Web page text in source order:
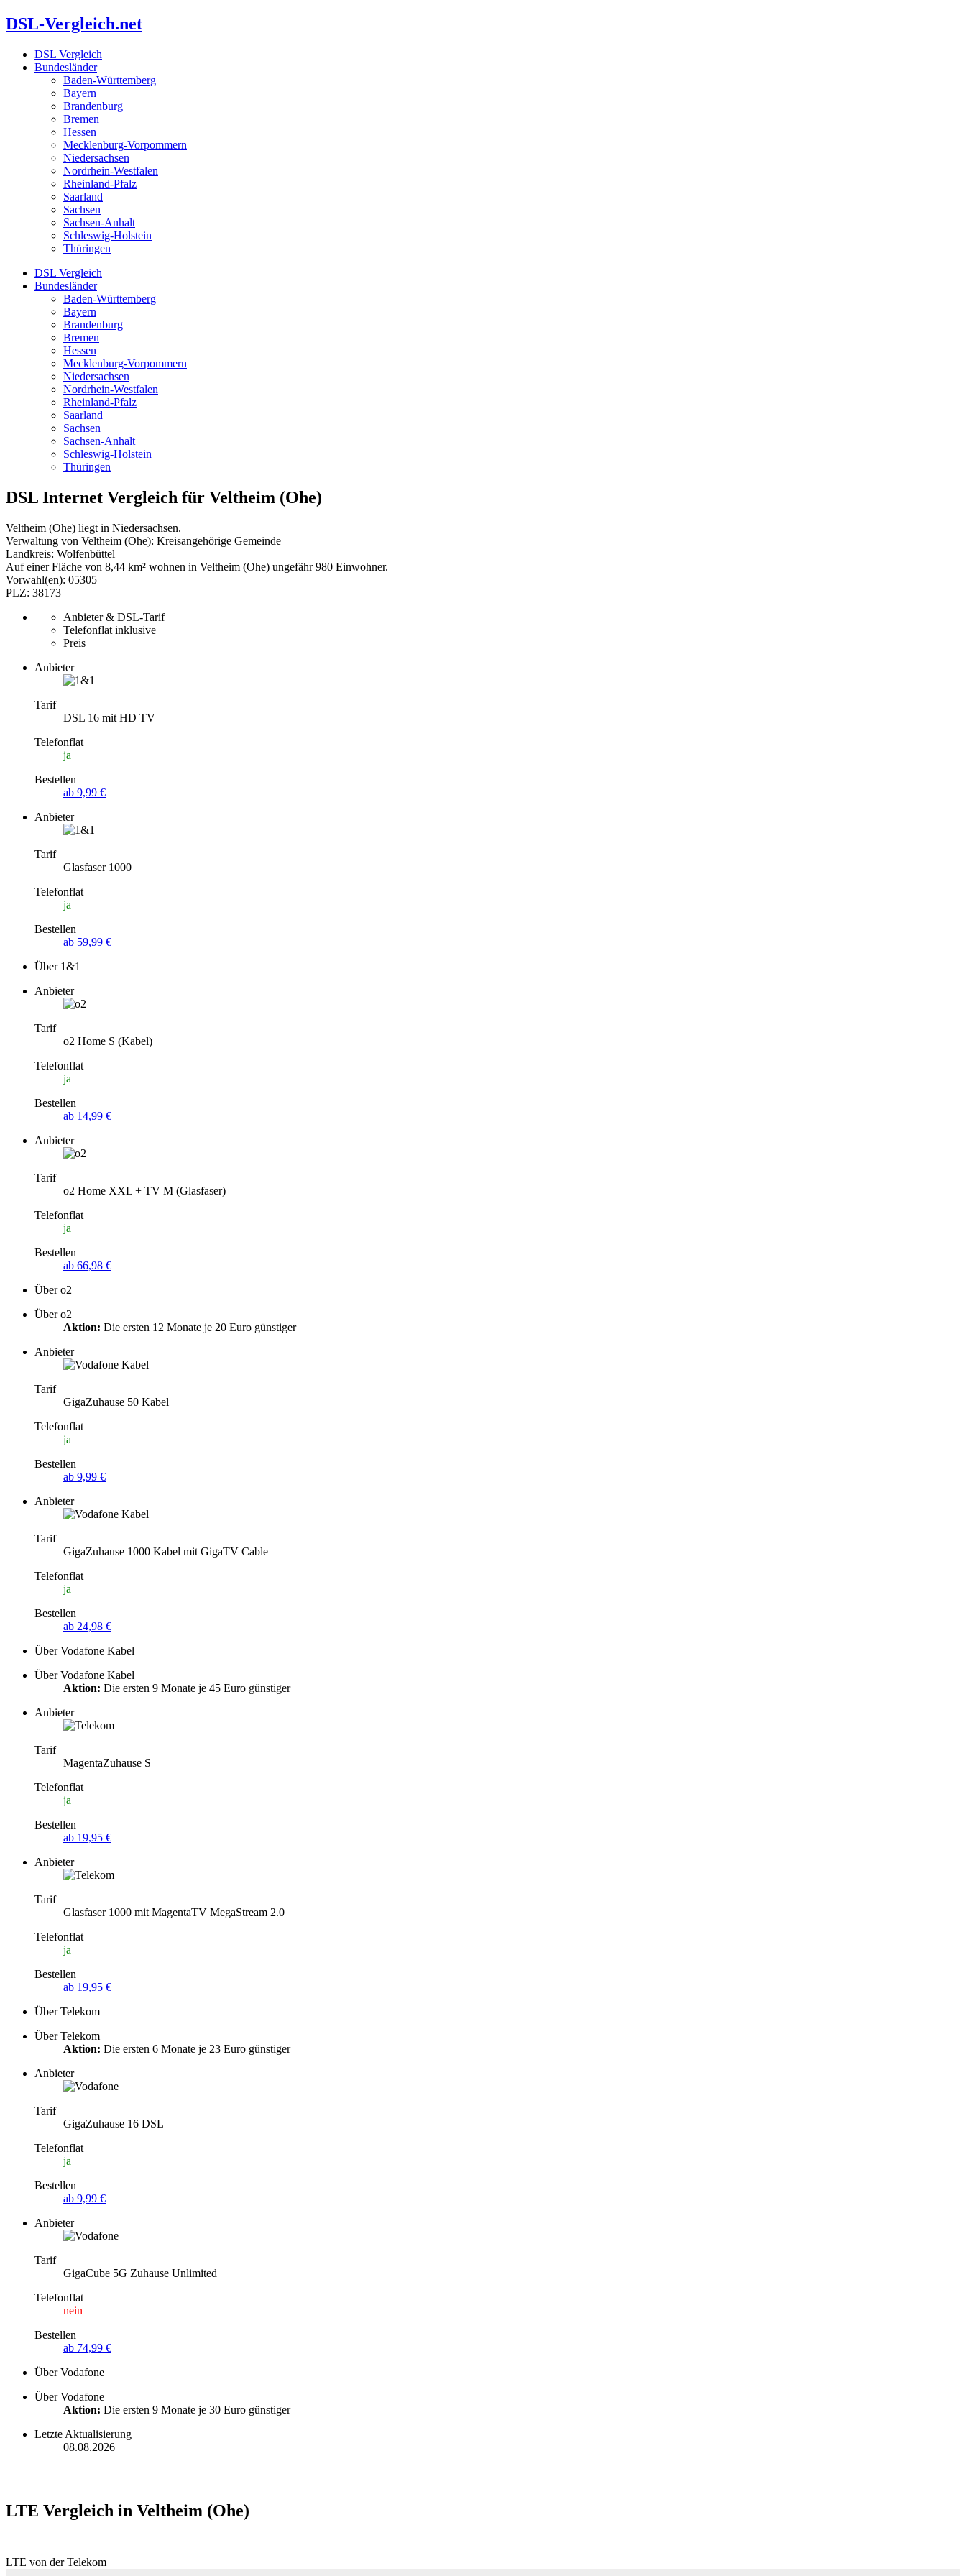
Zum
Inhalt
DSL-Vergleich.net
DSL Vergleich
Bundesländer
Baden-Württemberg
Bayern
Brandenburg
Bremen
Hessen
Mecklenburg-Vorpommern
Niedersachsen
Nordrhein-Westfalen
Rheinland-Pfalz
Saarland
Sachsen
Sachsen-Anhalt
Schleswig-Holstein
Thüringen
DSL Vergleich
Bundesländer
Baden-Württemberg
Bayern
Brandenburg
Bremen
Hessen
Mecklenburg-Vorpommern
Niedersachsen
Nordrhein-Westfalen
Rheinland-Pfalz
Saarland
Sachsen
Sachsen-Anhalt
Schleswig-Holstein
Thüringen
DSL Internet Vergleich für Veltheim (Ohe)
Veltheim (Ohe) liegt in Niedersachsen.
Verwaltung von Veltheim (Ohe): Kreisangehörige Gemeinde
Landkreis: Wolfenbüttel
Auf einer Fläche von 8,44 km² wohnen in Veltheim (Ohe) ungefähr 980 Einwohner.
Vorwahl(en): 05305
PLZ: 38173
Anbieter & DSL-Tarif
Telefonflat inklusive
Preis
Anbieter
Tarif
DSL 16 mit HD TV
Telefonflat
ja
Bestellen
ab 9,99 €
Anbieter
Tarif
Glasfaser 1000
Telefonflat
ja
Bestellen
ab 59,99 €
Über 1&1
Anbieter
Tarif
o2 Home S (Kabel)
Telefonflat
ja
Bestellen
ab 14,99 €
Anbieter
Tarif
o2 Home XXL + TV M (Glasfaser)
Telefonflat
ja
Bestellen
ab 66,98 €
Über o2
Über o2
Aktion: Die ersten 12 Monate je 20 Euro günstiger
Anbieter
Tarif
GigaZuhause 50 Kabel
Telefonflat
ja
Bestellen
ab 9,99 €
Anbieter
Tarif
GigaZuhause 1000 Kabel mit GigaTV Cable
Telefonflat
ja
Bestellen
ab 24,98 €
Über Vodafone Kabel
Über Vodafone Kabel
Aktion: Die ersten 9 Monate je 45 Euro günstiger
Anbieter
Tarif
MagentaZuhause S
Telefonflat
ja
Bestellen
ab 19,95 €
Anbieter
Tarif
Glasfaser 1000 mit MagentaTV MegaStream 2.0
Telefonflat
ja
Bestellen
ab 19,95 €
Über Telekom
Über Telekom
Aktion: Die ersten 6 Monate je 23 Euro günstiger
Anbieter
Tarif
GigaZuhause 16 DSL
Telefonflat
ja
Bestellen
ab 9,99 €
Anbieter
Tarif
GigaCube 5G Zuhause Unlimited
Telefonflat
nein
Bestellen
ab 74,99 €
Über Vodafone
Über Vodafone
Aktion: Die ersten 9 Monate je 30 Euro günstiger
Letzte Aktualisierung
08.08.2026
LTE Vergleich in Veltheim (Ohe)
LTE von der Telekom